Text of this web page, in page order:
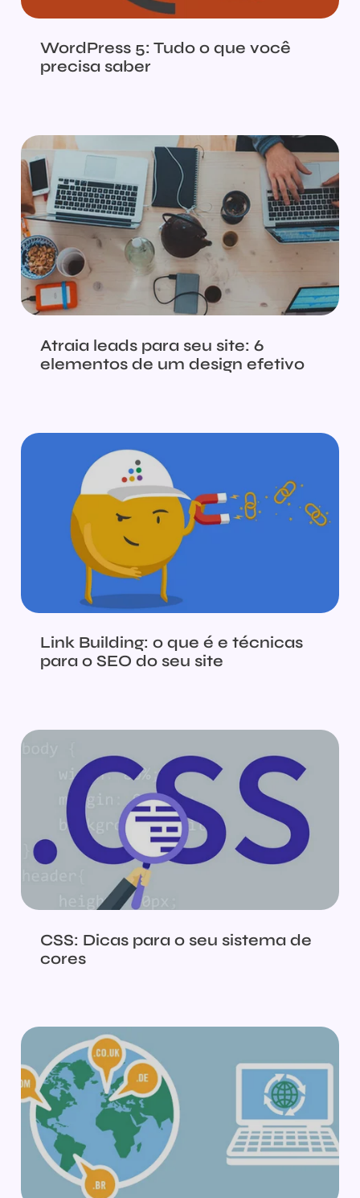
WordPress 5: Tudo o que você
precisa saber
Atraia leads para seu site: 6
elementos de um design efetivo
Link Building: o que é e técnicas
para o SEO do seu site
CSS: Dicas para o seu sistema de
cores